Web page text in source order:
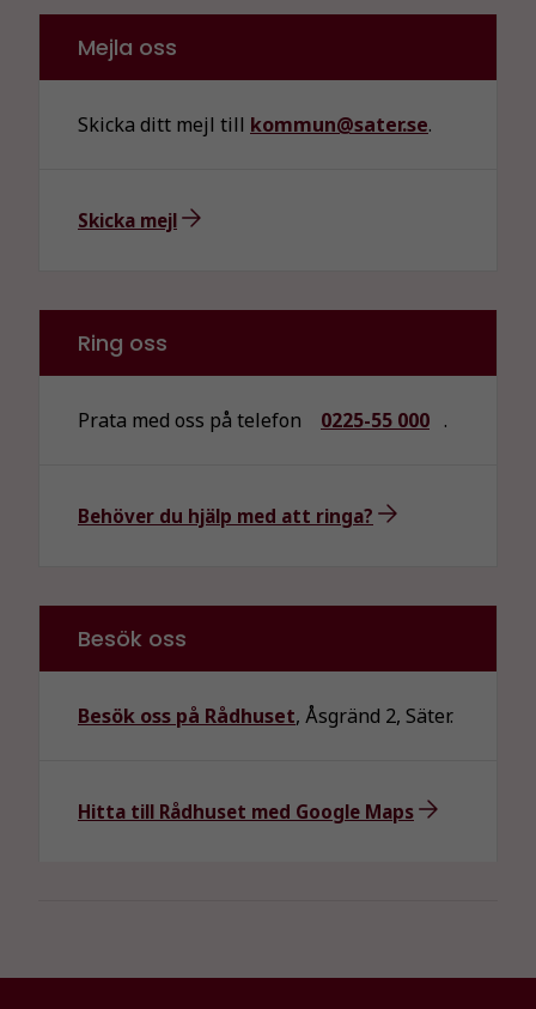
Mejla oss
Skicka ditt mejl till kommun@sater.se.
Skicka mejl
Ring oss
Prata med oss på telefon 0225-55 000 .
Behöver du hjälp med att ringa?
Besök oss
Besök oss på Rådhuset, Åsgränd 2, Säter.
Hitta till Rådhuset med Google Maps